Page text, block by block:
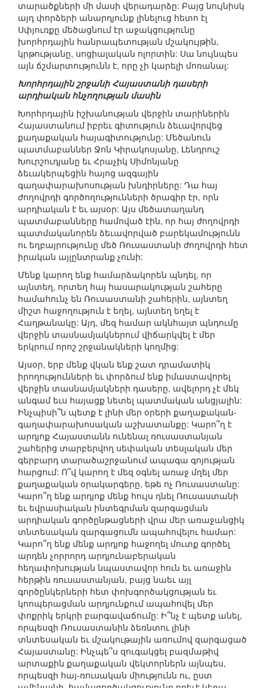
տարածքների մի մասի վերադարձը: Բայց նույնիսկ
այդ փորձերի անարդյունք լինելուց հետո էլ
Սփյուռքը մեծացնում էր աջակցությունը
խորհրդային հանրապետության մշակույթին,
կրթությանը, սոցիալական ոլորտին: Սա նույնպես
այն ճշմարտությունն է, որը չի կարելի մոռանալ:
Խորհրդային շրջանի Հայաստանի դասերի
արդիական հնչողության մասին
Խորհրդային իշխանության վերջին տարիներին
Հայաստանում իբրեւ գիտություն ձեւավորվեց
քաղաքական հայագիտությունը: Մեծանուն
պատմաբաններ Ջոն Կիրակոսյանը, Լենդրուշ
Խուրշուդյանը եւ Հրաչիկ Սիմոնյանը
ձեւակերպեցին հայոց ազգային
գաղափարախոսության խնդիրները: Դա հայ
ժողովրդի գործողությունների ծրագիր էր, որն
արդիական է եւ այսօր: Այս մեծատաղանդ
պատմաբանները համոված էին, որ հայ ժողովրդի
պատմականորեն ձեւավորված բարեկամությունն
ու եղբայրությունը մեծ Ռուսաստանի ժողովրդի հետ
իրական այլընտրանք չունի:
Մենք կարող ենք համարձակորեն պնդել, որ
այնտեղ, որտեղ հայ հասարակության շահերը
համահունչ են Ռուսաստանի շահերին, այնտեղ
միշտ հաջողություն է եղել, այնտեղ եղել է
Հաղթանակը: Այդ, մեզ համար ակնհայտ պնդումը
վերջին տասնամյակներում վիճարկվել է մեր
երկրում որոշ շրջանակների կողմից:
Այսօր, երբ մենք վկան ենք շատ դրամատիկ
իրողությունների եւ փորձում ենք իմաստավորել
վերջին տասնամյակների դասերը, ավելորդ չէ մեկ
անգամ եւս հայացք նետել պատմական անցյալին:
Ինչպիսի՞ն պետք է լինի մեր օրերի քաղաքական-
գաղափարախոսական աշխատանքը: Կարո՞ղ է
արդյոք Հայաստանն ունենալ ռուսաստանյան
շահերից տարբերվող սեփական տեսլական մեր
գերբարդ տարածաշրջանում ապագա գոյության
հարցում: Ո՞վ կարող է մեզ օգնել առաջ մղել մեր
քաղաքական օրակարգերը, եթե ոչ Ռուսաստանը:
Կարո՞ղ ենք արդյոք մենք հույս դնել Ռուսաստանի
եւ եվրասիական ինտեգրման զարգացման
արդիական գործընթացների վրա մեր առաջանցիկ
տնտեսական զարգացումն ապահովելու համար:
Կարո՞ղ ենք մենք արդյոք հաջողել մուտք գործել
արդեն չորրորդ արդյունաբերական
հեղափոխության նպաստավոր հուն եւ առաջին
հերթին ռուսաստանյան, բայց նաեւ այլ
գործընկերների հետ փոխգործակցության եւ
կոոպերացման արդյունքում ապահովել մեր
փոքրիկ երկրի բարգավաճումը: Ի՞նչ է պետք անել,
որպեսզի Ռուսաստանին ձեռնտու լինի
տնտեսական եւ մշակութային առումով զարգացած
Հայաստանը: Ինչպե՞ս զուգակցել բազմաթիվ
արտաքին քաղաքական վեկտորներն այնպես,
որպեսզի հայ-ռուսական միությունն ու, ըստ